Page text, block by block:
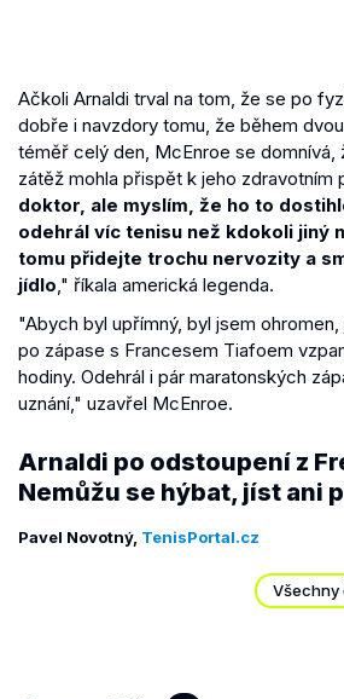
Ačkoli Arnaldi trval na tom, že se po
dobře i navzdory tomu, že během
téměř celý den, McEnroe se domnívá,
zátěž mohla přispět k jeho zdravotním
doktor, ale myslím, že ho to
odehrál víc tenisu než kdokoli jiný
tomu přidejte trochu nervozity a
jídlo," říkala americká legenda.
"Abych byl upřímný, byl jsem
po zápase s Francesem Tiafoem
hodiny. Odehrál i pár maratonských
uznání," uzavřel McEnroe.
Arnaldi po odstoupení z
Nemůžu se hýbat, jíst ani
Pavel Novotný, TenisPortal.cz
Všechny